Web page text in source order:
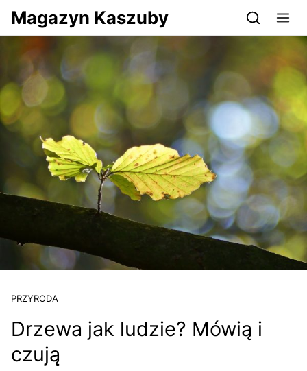
Przejdź do serwisu magazynkaszuby.pl
Magazyn Kaszuby
PRZYRODA
Drzewa jak ludzie? Mówią i
czują